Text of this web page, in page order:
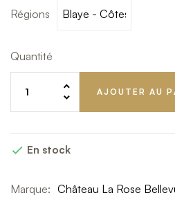
Régions
Quantité
AJOUTER AU
 En stock
Marque: Château La Rose